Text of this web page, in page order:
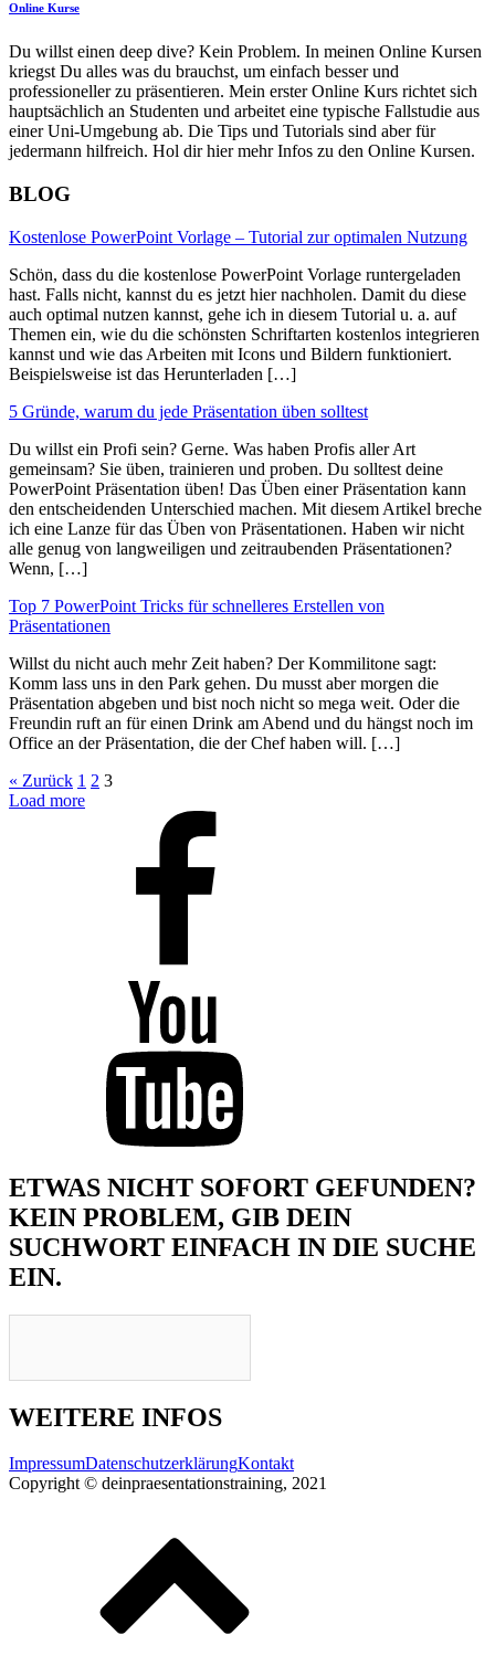
Online Kurse
Du willst einen deep dive? Kein Problem. In meinen Online Kursen
kriegst Du alles was du brauchst, um einfach besser und
professioneller zu präsentieren. Mein erster Online Kurs richtet sich
hauptsächlich an Studenten und arbeitet eine typische Fallstudie aus
einer Uni-Umgebung ab. Die Tips und Tutorials sind aber für
jedermann hilfreich. Hol dir hier mehr Infos zu den Online Kursen.
BLOG
Kostenlose PowerPoint Vorlage – Tutorial zur optimalen Nutzung
Schön, dass du die kostenlose PowerPoint Vorlage runtergeladen
hast. Falls nicht, kannst du es jetzt hier nachholen. Damit du diese
auch optimal nutzen kannst, gehe ich in diesem Tutorial u. a. auf
Themen ein, wie du die schönsten Schriftarten kostenlos integrieren
kannst und wie das Arbeiten mit Icons und Bildern funktioniert.
Beispielsweise ist das Herunterladen […]
5 Gründe, warum du jede Präsentation üben solltest
Du willst ein Profi sein? Gerne. Was haben Profis aller Art
gemeinsam? Sie üben, trainieren und proben. Du solltest deine
PowerPoint Präsentation üben! Das Üben einer Präsentation kann
den entscheidenden Unterschied machen. Mit diesem Artikel breche
ich eine Lanze für das Üben von Präsentationen. Haben wir nicht
alle genug von langweiligen und zeitraubenden Präsentationen?
Wenn, […]
Top 7 PowerPoint Tricks für schnelleres Erstellen von
Präsentationen
Willst du nicht auch mehr Zeit haben? Der Kommilitone sagt:
Komm lass uns in den Park gehen. Du musst aber morgen die
Präsentation abgeben und bist noch nicht so mega weit. Oder die
Freundin ruft an für einen Drink am Abend und du hängst noch im
Office an der Präsentation, die der Chef haben will. […]
« Zurück 1 2 3
Load more
ETWAS NICHT SOFORT GEFUNDEN?
KEIN PROBLEM, GIB DEIN
SUCHWORT EINFACH IN DIE SUCHE
EIN.
WEITERE INFOS
ImpressumDatenschutzerklärungKontakt
Copyright © deinpraesentationstraining, 2021